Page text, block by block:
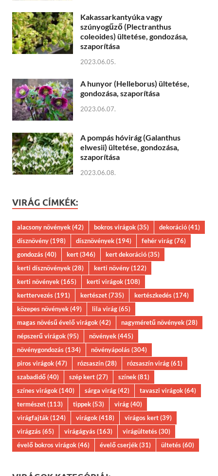
Kakassarkantyúka vagy
szúnyogűző (Plectranthus
coleoides) ültetése, gondozása,
szaporítása
2023.06.05.
A hunyor (Helleborus) ültetése,
gondozása, szaporítása
2023.06.07.
A pompás hóvirág (Galanthus
elwesii) ültetése, gondozása,
szaporítása
2023.06.08.
VIRÁG CÍMKÉK:
alacsony növények(42) bokros virágok(35) dekoráció(41)
dísznövény(198) dísznövények(194) fehér virág(76)
gondozás(40) kert(346) kert dekoráció(35)
kerti dísznövények(28) kerti növény(122)
kerti növények(165) kerti virágok(108)
kerttervezés(191) kertészet(735) kertészkedés(174)
közepes növények(49) lila virág(65)
magas növésű évelő virágok(42) nagyméretű növények(28)
népszerű virágok(95) növények(445)
növénygondozás(134) növényápolás(304)
piros virágok(47) rózsaszín(28) rózsaszín virág(61)
szabadidő(40) szép kert(27) színek(81)
színes virágok(140) sárga virág(42) tavaszi virágok(64)
természet(113) tippek(53) virág(40)
virágfajták(124) virágok(418) virágos kert(39)
virágzás(65) virágágyás(163) virágültetés(30)
évelő bokros virágok(46) évelő cserjék(31) ültetés(60)